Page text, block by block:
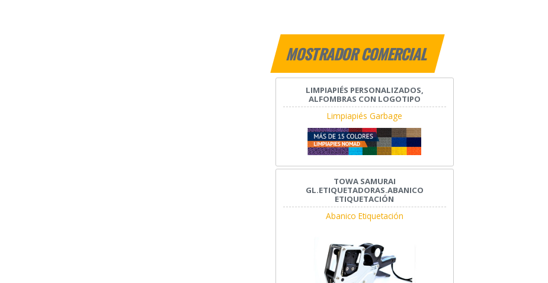
MOSTRADOR COMERCIAL
LIMPIAPIÉS PERSONALIZADOS,
ALFOMBRAS CON LOGOTIPO
Limpiapiés Garbage
TOWA SAMURAI
GL.ETIQUETADORAS.ABANICO
ETIQUETACIÓN
Abanico Etiquetación